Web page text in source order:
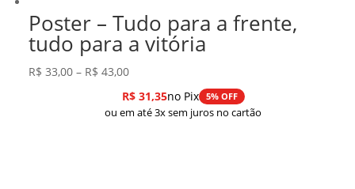
Poster – Tudo para a frente,
tudo para a vitória
R$ 33,00 – R$ 43,00Faixa
de
preço:
R$31,35no Pix 5% OFF
ou em até 3x sem juros no cartão